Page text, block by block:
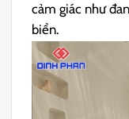
cảm giác như
biển.